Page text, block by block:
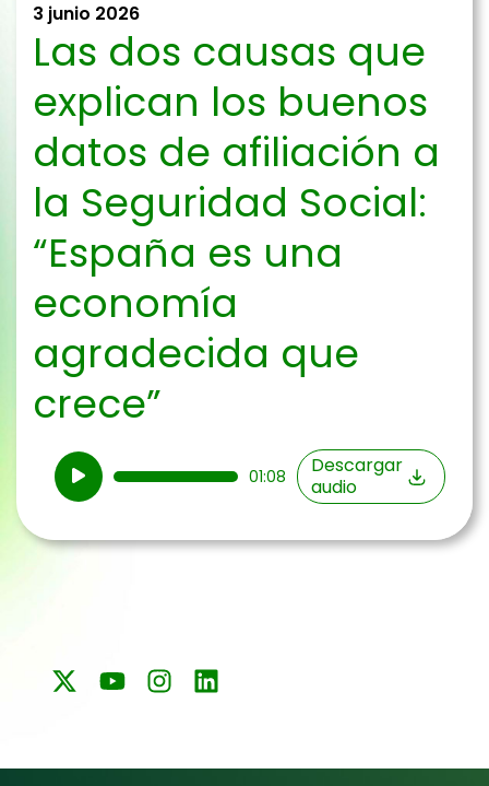
3 junio 2026
Las dos causas que
explican los buenos
datos de afiliación a
la Seguridad Social:
“España es una
economía
agradecida que
crece”
Reproductor
de
01:08
Descargar
audio